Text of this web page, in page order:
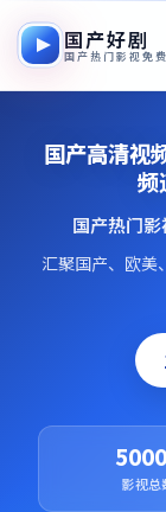
国产好剧
国产热门影视免
国产高清视
频
国产热门
汇聚国产、欧美
影视总